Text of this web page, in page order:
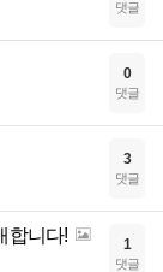
댓글
0
댓글
3
댓글
합니다! 1
댓글